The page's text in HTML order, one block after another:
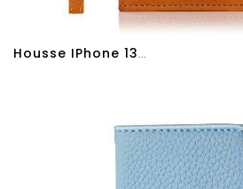
Housse IPhone 13 Pro Max Bouton Magnétique KHAZNEH